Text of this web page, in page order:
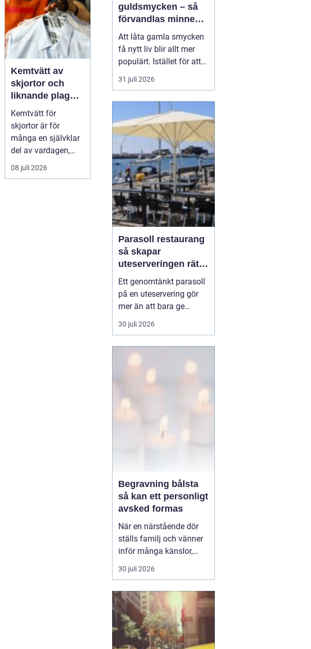
Kemtvätt av
skjortor och
liknande plagg:
Så fungerar
professionell
klädvård i
praktiken
Kemtvätt för
skjortor är för
många en självklar
del av vardagen,
men ...
08 juli 2026
guldsmycken – så
förvandlas minnen
till nya favoriter
Att låta gamla smycken
få nytt liv blir allt mer
populärt. Istället för att
låta arvegods ligga i en
låda kan de formas om
passar stilen i dag och
bär med sig historien.
N&au...
31 juli 2026
Parasoll restaurang
så skapar
uteserveringen rätt
känsla året runt
Ett genomtänkt parasoll
på en uteservering gör
mer än att bara ge
skugga. Det påverkar hur
länge gästerna stannar,
och om de väljer att
komma tillbaka. När
kraven på komfort,
30 juli 2026
Begravning bålsta
så kan ett personligt
avsked formas
När en närstående dör
ställs familj och vänner
inför många känslor,
men också praktiska
beslut.
ceremoni i någon av
Håbo församlings kyrkor
eller ka...
30 juli 2026